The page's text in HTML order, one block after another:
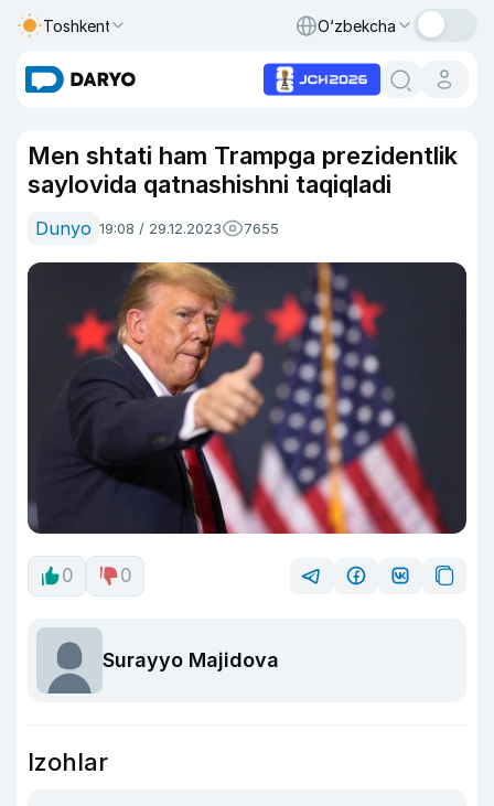
Toshkent O‘zbekcha
Men shtati ham Trampga prezidentlik
saylovida qatnashishni taqiqladi
Dunyo 19:08 / 29.12.2023 7655
0 0
Surayyo Majidova
Izohlar